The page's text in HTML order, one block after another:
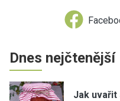
Dnes nejčtenější
Jak uvařit